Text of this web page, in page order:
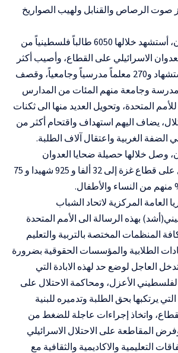
صوت الرصاص والقنابل ولهيب الصواريخ
180 يوما على العدوان، أستشهد خلالها 6050 طالباً فلسطينياً من
الاسرائيلي على القطاع، وأصيب أكثر
من عشرة آلاف، واستشهاد و270 معلماً مدرسياً وجامعياً، وقصف
وتدمير أكثر من 370 مدرسة وجامعة منهم المئات من المدارس
للأمم المتحدة، وتحويل العديد منها الى ثكنات
يضاف اليهم استهداف واقتحام أكثر من
وصل خلالها حصيلة ضحايا العدوان
الإسرائيلي المتواصل على قطاع غزة إلى 32 ألفا و 925 شهيدا و 75
العامة المركزية لاتحاد الشباب
بهذه الرسالة الى الأمم المتحدة
المنظمات المختصة بالتربية والتعليم
الطلابية والمؤسسات الحقوقية بضرورة
العاجل لوضع حد لهذه الابادة التي
الأعزل، ومحاكمة الاحتلال على
يرتكبها بحق الطلبة وتدميره للبنية
واتخاذ إجراءات عاجلة للضغط من
المقاطعة على الاحتلال الاسرائيلي
التعليمية والاكاديمية والثقافية مع